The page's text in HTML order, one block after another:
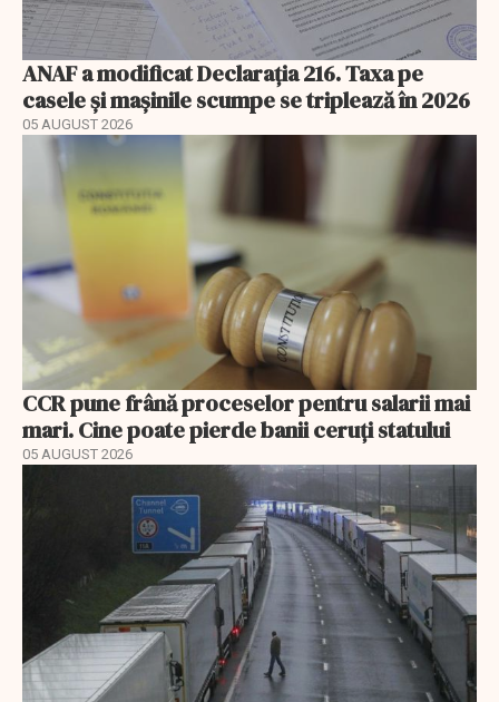
ANAF a modificat Declarația 216. Taxa pe
casele și mașinile scumpe se triplează în 2026
05 AUGUST 2026
CCR pune frână proceselor pentru salarii mai
mari. Cine poate pierde banii ceruți statului
05 AUGUST 2026